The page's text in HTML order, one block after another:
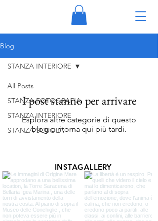
Blog
All Posts
STANZA FOTOGRAFIA
STANZA INTERIORE
STANZA SCUOLA
STANZA INTERIORE
I post stanno per arrivare
Esplora altre categorie di questo
blog o ritorna qui più tardi.
INSTAGALLERY